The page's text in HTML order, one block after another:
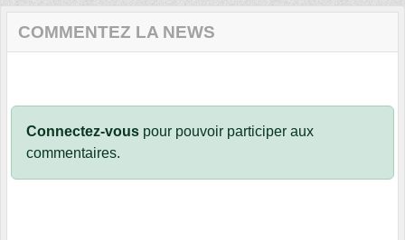
COMMENTEZ LA NEWS
Connectez-vous pour pouvoir participer aux
commentaires.